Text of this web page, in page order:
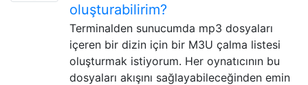
oluşturabilirim?
Terminalden sunucumda mp3 dosyaları
içeren bir dizin için bir M3U çalma listesi
oluşturmak istiyorum. Her oynatıcının bu
dosyaları akışını sağlayabileceğinden emin